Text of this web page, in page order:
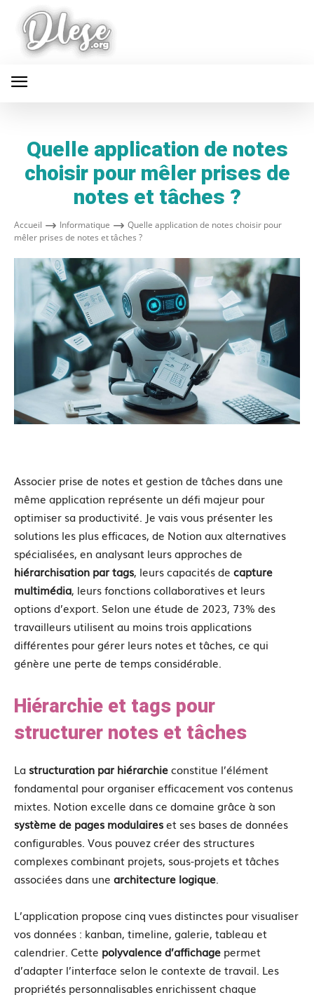
Quelle application de notes
choisir pour mêler prises de
notes et tâches ?
Accueil Informatique
Quelle application de notes choisir pour
mêler prises de notes et tâches ?
Associer prise de notes et gestion de tâches dans une
même application représente un défi majeur pour
optimiser sa productivité. Je vais vous présenter les
solutions les plus efficaces, de Notion aux alternatives
spécialisées, en analysant leurs approches de
hiérarchisation par tags, leurs capacités de capture
multimédia, leurs fonctions collaboratives et leurs
options d’export. Selon une étude de 2023, 73% des
travailleurs utilisent au moins trois applications
différentes pour gérer leurs notes et tâches, ce qui
génère une perte de temps considérable.
Hiérarchie et tags pour
structurer notes et tâches
La structuration par hiérarchieconstitue l’élément
fondamental pour organiser efficacement vos contenus
mixtes. Notion excelle dans ce domaine grâce à son
système de pages modulaireset ses bases de données
configurables. Vous pouvez créer des structures
complexes combinant projets, sous-projets et tâches
associées dans une architecture logique.
L’application propose cinq vues distinctes pour visualiser
vos données : kanban, timeline, galerie, tableau et
calendrier. Cette polyvalence d’affichage permet
d’adapter l’interface selon le contexte de travail. Les
propriétés personnalisables enrichissent chaque